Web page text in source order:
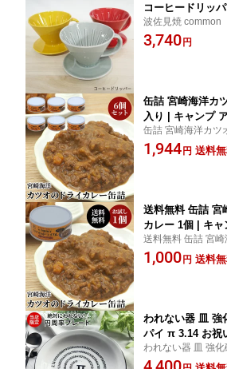
コーヒードリッ
色 食器 キッチン
食洗機対応 イエ
波佐見焼 common
ヒードリッパー シ
キッチン コーヒー
3,740 円
缶詰 宮崎海洋カ
入り | キャンプ
食 長期保存 長期
缶詰ごはん 防災
缶詰 宮崎海洋カツ
キャンプ アウトド
存 長期保存食品
1,944 円 送料
送料無料 缶詰 宮
カレー 1個 | キ
長期保存食品 缶
常用食品 災害食
送料無料 缶詰 宮崎
ー 1個 キャンプ
長期保存 長期保存
1,000 円 送料
われない器 皿 強
パイ π 3.14 お祝
日本製 割れにく
ジ 対応 お祝い用
われない器 皿 強
π 3.14 お祝い ギフ